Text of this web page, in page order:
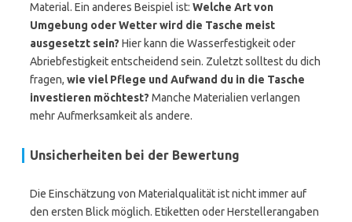
Material. Ein anderes Beispiel ist: Welche Art von
Umgebung oder Wetter wird die Tasche meist
ausgesetzt sein? Hier kann die Wasserfestigkeit oder
Abriebfestigkeit entscheidend sein. Zuletzt solltest du dich
fragen, wie viel Pflege und Aufwand du in die Tasche
investieren möchtest? Manche Materialien verlangen
mehr Aufmerksamkeit als andere.
Unsicherheiten bei der Bewertung
Die Einschätzung von Materialqualität ist nicht immer auf
den ersten Blick möglich. Etiketten oder Herstellerangaben